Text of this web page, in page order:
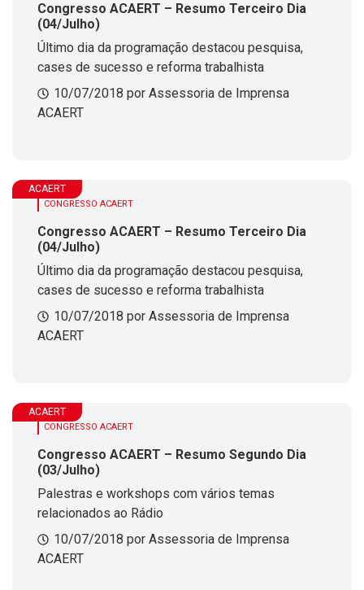
Congresso ACAERT – Resumo Terceiro Dia
(04/Julho)
Último dia da programação destacou pesquisa,
cases de sucesso e reforma trabalhista
10/07/2018 por Assessoria de Imprensa
ACAERT
ACAERT
CONGRESSO ACAERT
Congresso ACAERT – Resumo Terceiro Dia
(04/Julho)
Último dia da programação destacou pesquisa,
cases de sucesso e reforma trabalhista
10/07/2018 por Assessoria de Imprensa
ACAERT
ACAERT
CONGRESSO ACAERT
Congresso ACAERT – Resumo Segundo Dia
(03/Julho)
Palestras e workshops com vários temas
relacionados ao Rádio
10/07/2018 por Assessoria de Imprensa
ACAERT